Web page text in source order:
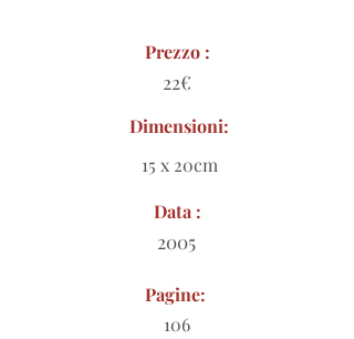
Prezzo :
22€
Dimensioni:
15 x 20cm
Data :
2005
Pagine:
106